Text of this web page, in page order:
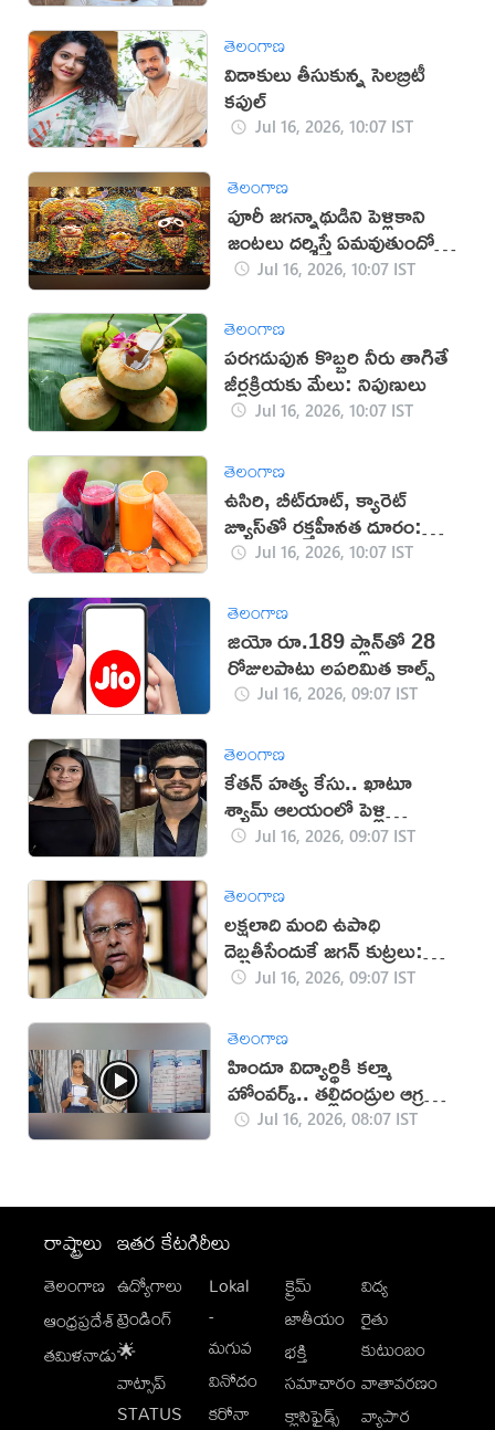
తెలంగాణ
విడాకులు తీసుకున్న సెలబ్రిటీ
కపుల్
Jul 16, 2026, 10:07 IST
తెలంగాణ
పూరీ జగన్నాథుడిని పెళ్లికాని
జంటలు దర్శిస్తే ఏమవుతుందో
తెలుసా?
Jul 16, 2026, 10:07 IST
తెలంగాణ
పరగడుపున కొబ్బరి నీరు తాగితే
జీర్ణక్రియకు మేలు: నిపుణులు
Jul 16, 2026, 10:07 IST
తెలంగాణ
ఉసిరి, బీట్‌రూట్, క్యారెట్
జ్యూస్‌తో రక్తహీనత దూరం:
నిపుణులు
Jul 16, 2026, 10:07 IST
తెలంగాణ
జియో రూ.189 ప్లాన్‌తో 28
రోజులపాటు అపరిమిత కాల్స్
Jul 16, 2026, 09:07 IST
తెలంగాణ
కేతన్ హత్య కేసు.. ఖాటూ
శ్యామ్ ఆలయంలో పెళ్లి
చేసుకున్న సియా, చేతన్‌!
Jul 16, 2026, 09:07 IST
తెలంగాణ
లక్షలాది మంది ఉపాధి
దెబ్బతీసేందుకే జగన్ కుట్రలు:
యనమల
Jul 16, 2026, 09:07 IST
తెలంగాణ
హిందూ విద్యార్థికి కల్మా
హోంవర్క్.. తల్లిదండ్రుల ఆగ్రహం
(వీడియో)
Jul 16, 2026, 08:07 IST
రాష్ట్రాలు
తెలంగాణ
ఆంధ్రప్రదేశ్
తమిళనాడు
ఇతర కేటగిరీలు
ఉద్యోగాలు
ట్రెండింగ్
🌟
వాట్సాప్
STATUS
Lokal
-
మగువ
వినోదం
కరోనా
క్రైమ్
జాతీయం
భక్తి
సమాచారం
క్లాసిఫైడ్స్
విద్య
రైతు
కుటుంబం
వాతావరణం
వ్యాపార